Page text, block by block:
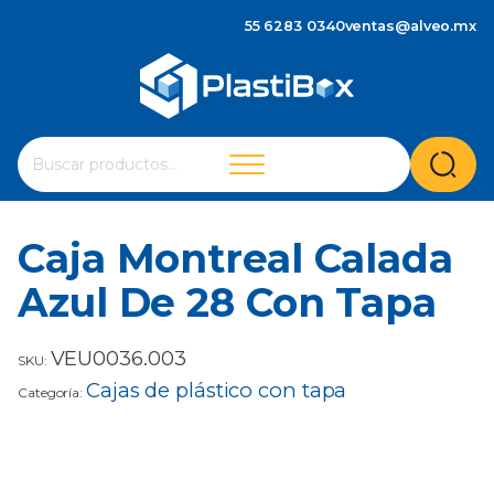
55 6283 0340ventas@alveo.mx
Buscar
por:
Cuando hay resultados autocompletados, puedes
Caja Montreal Calada
Azul De 28 Con Tapa
SKU: VEU0036.003
Categoría: Cajas de plástico con tapa